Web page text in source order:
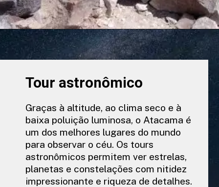
Tour astronômico
Graças à altitude, ao clima seco e à
baixa poluição luminosa, o Atacama é
um dos melhores lugares do mundo
para observar o céu. Os tours
astronômicos permitem ver estrelas,
planetas e constelações com nitidez
impressionante e riqueza de detalhes.